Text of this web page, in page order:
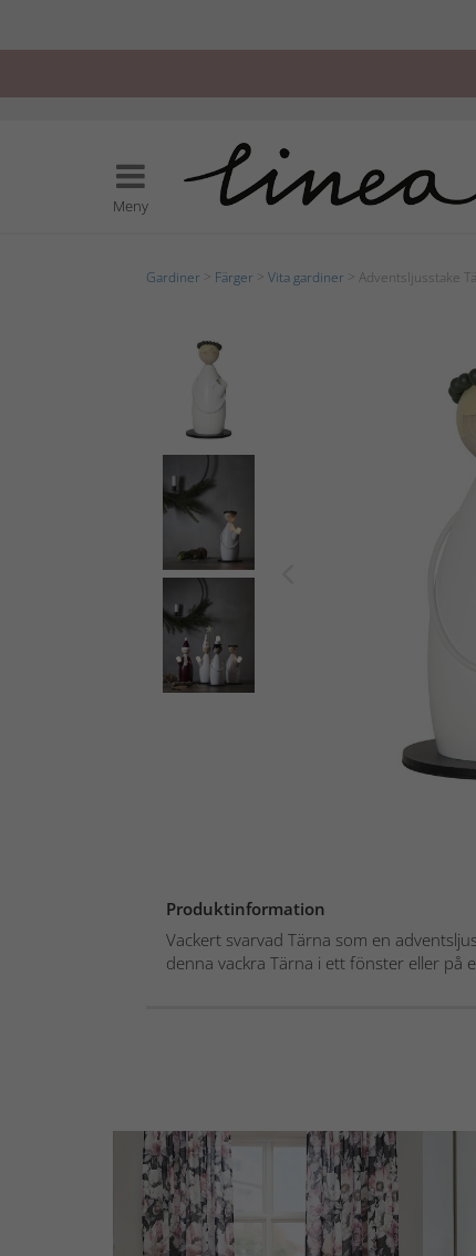
Meny
Gardiner Färger Vita gardiner > Adventsljusstake
Produktinformation
Vackert svarvad Tärna som en
denna vackra Tärna i ett fönster eller på